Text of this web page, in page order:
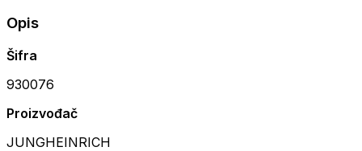
Opis
Šifra
930076
Proizvođač
JUNGHEINRICH